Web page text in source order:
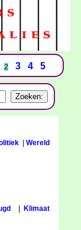
2 3 4 5
Wereld
Klimaat